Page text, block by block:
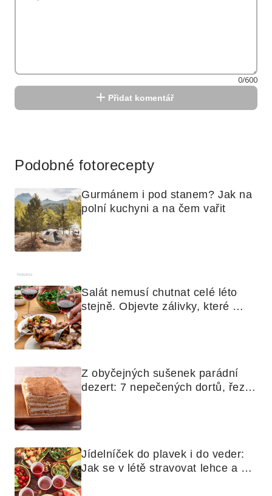
0/600
Přidat komentář
Podobné fotorecepty
Gurmánem i pod stanem? Jak na
polní kuchyni a na čem vařit
Reklama
Salát nemusí chutnat celé léto
stejně. Objevte zálivky, které
Z obyčejných sušenek parádní
dezert: 7 nepečených dortů, řezů
Jídelníček do plavek i do veder:
Jak se v létě stravovat lehce a